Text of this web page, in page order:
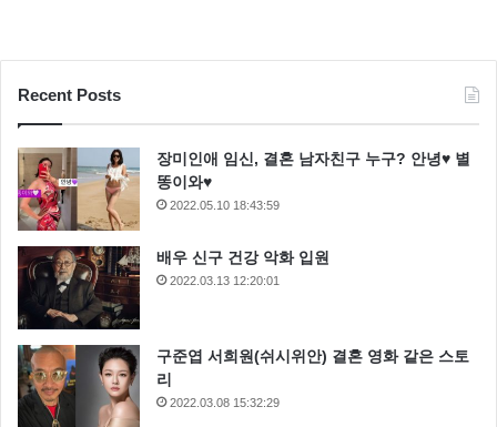
Recent Posts
장미인애 임신, 결혼 남자친구 누구? 안녕♥ 별
똥이와♥
2022.05.10 18:43:59
배우 신구 건강 악화 입원
2022.03.13 12:20:01
구준엽 서희원(쉬시위안) 결혼 영화 같은 스토
리
2022.03.08 15:32:29